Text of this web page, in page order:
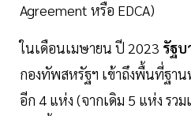
Agreement หรือ EDCA)
ในเดือนเมษายน ปี 2023 รัฐ
กองทัพสหรัฐฯ เข้าถึงพื้นที่ฐ
อีก 4 แห่ง (จากเดิม 5 แห่ง รว